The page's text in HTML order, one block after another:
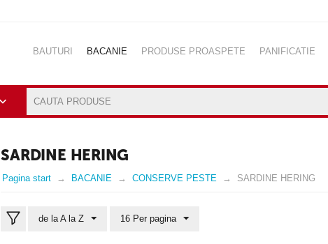
BAUTURI BACANIE PRODUSE PROASPETE PANIFICATIE
SARDINE HERING
Pagina start BACANIE CONSERVE PESTE SARDINE HERING
de la A la Z 16 Per pagina